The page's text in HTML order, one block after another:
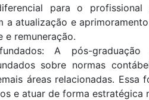
para o
a atualização e
e remuneração.
A pós-
sobre normas
áreas relacionadas.
e atuar de forma estratégica